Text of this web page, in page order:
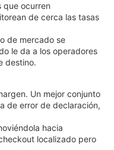
que ocurren
de cerca las tasas
de mercado se
le da a los operadores
destino.
Un mejor conjunto
de error de declaración,
hacia
localizado pero